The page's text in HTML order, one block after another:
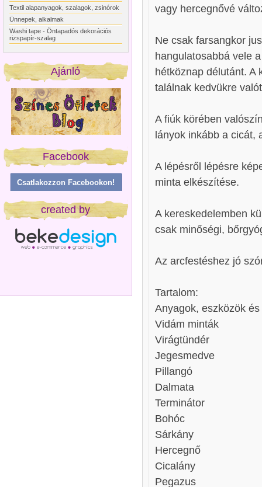
Textil alapanyagok, szalagok, zsinórok
Ünnepek, alkalmak
Washi tape - Öntapadós dekorációs
rizspapír-szalag
Ajánló
Facebook
Csatlakozzon Facebookon!
created by
vagy hercegnővé
Ne csak farsangkor
hangulatosabbá vele
hétköznap délutánt. A
találnak kedvükre
A fiúk körében
lányok inkább a cicát,
A lépésről lépésre
minta elkészítése.
A kereskedelemben
csak minőségi,
Az arcfestéshez jó
Tartalom:
Anyagok, eszközök
Vidám minták
Virágtündér
Jegesmedve
Pillangó
Dalmata
Terminátor
Bohóc
Sárkány
Hercegnő
Cicalány
Pegazus